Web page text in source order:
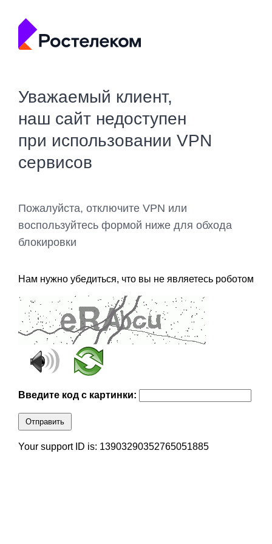
Уважаемый клиент,
наш сайт недоступен
при использовании VPN
сервисов
Пожалуйста, отключите VPN или
воспользуйтесь формой ниже для обхода
блокировки
Нам нужно убедиться, что вы не являетесь роботом
Введите код с картинки:
Отправить
Your support ID is: 13903290352765051885